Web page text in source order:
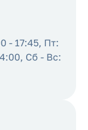
- 17:45, Пт:
Сб - Вс: